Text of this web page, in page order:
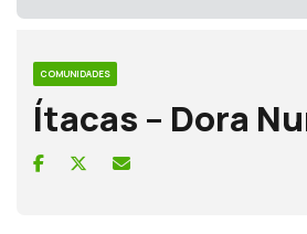
COMUNIDADES
Ítacas – Dora